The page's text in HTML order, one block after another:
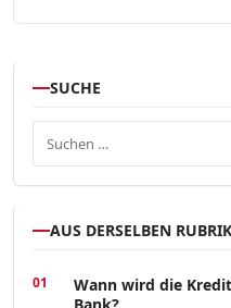
SUCHE
Suchen nach:
AUS DERSELBEN RUBRIK
Wann wird die